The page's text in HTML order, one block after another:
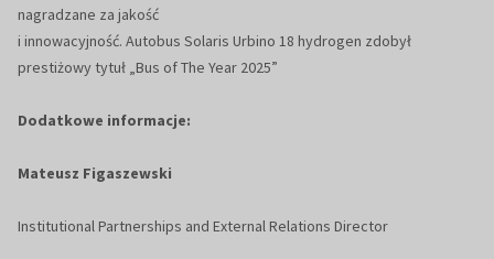
nagradzane za jakość
i innowacyjność. Autobus Solaris Urbino 18 hydrogen zdobył
prestiżowy tytuł „Bus of The Year 2025”
Dodatkowe informacje:
Mateusz Figaszewski
Institutional Partnerships and External Relations Director